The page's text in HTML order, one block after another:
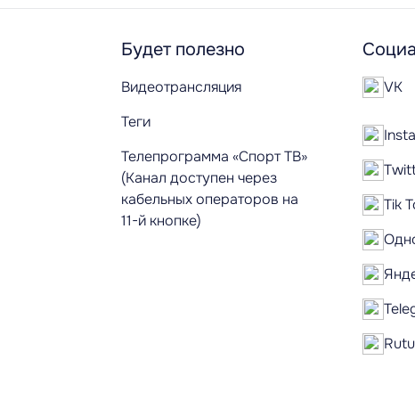
Будет полезно
Видеотрансляция
Теги
Телепрограмма «Спорт ТВ»
(Канал доступен через
кабельных операторов на
11-й кнопке)
VK
Tik